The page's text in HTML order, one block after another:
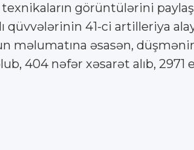
görüntülərini
qüvvələrinin 41-ci artilleriya
məlumatına əsasən,
404 nəfər xəsarət alıb, 2971